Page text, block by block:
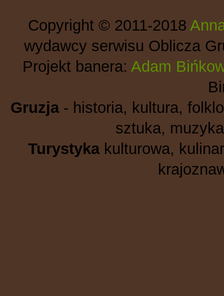
Copyright © 2011-2018
wydawcy serwisu Oblicza
Projekt banera: Adam
Gruzja- historia, kultura,
sztuka,
Turystykakulturowa,